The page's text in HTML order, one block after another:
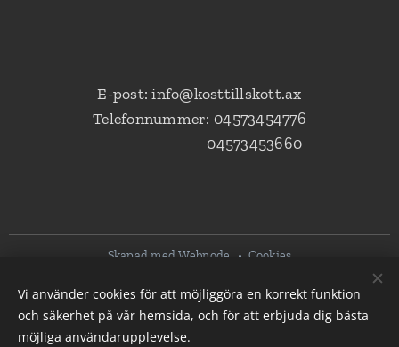
E-post: info@kosttillskott.ax
Telefonnummer: 04573454776
04573453660
Skapad medWebnode Cookies
Språk
Svenska
Suomi
Vi använder cookies för att möjliggöra en korrekt funktion
och säkerhet på vår hemsida, och för att erbjuda dig bästa
möjliga användarupplevelse.